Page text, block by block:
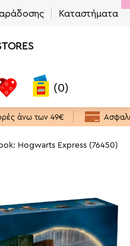
Καταστήματα
(0)
άνω των 49€
Hogwarts Express (76450)